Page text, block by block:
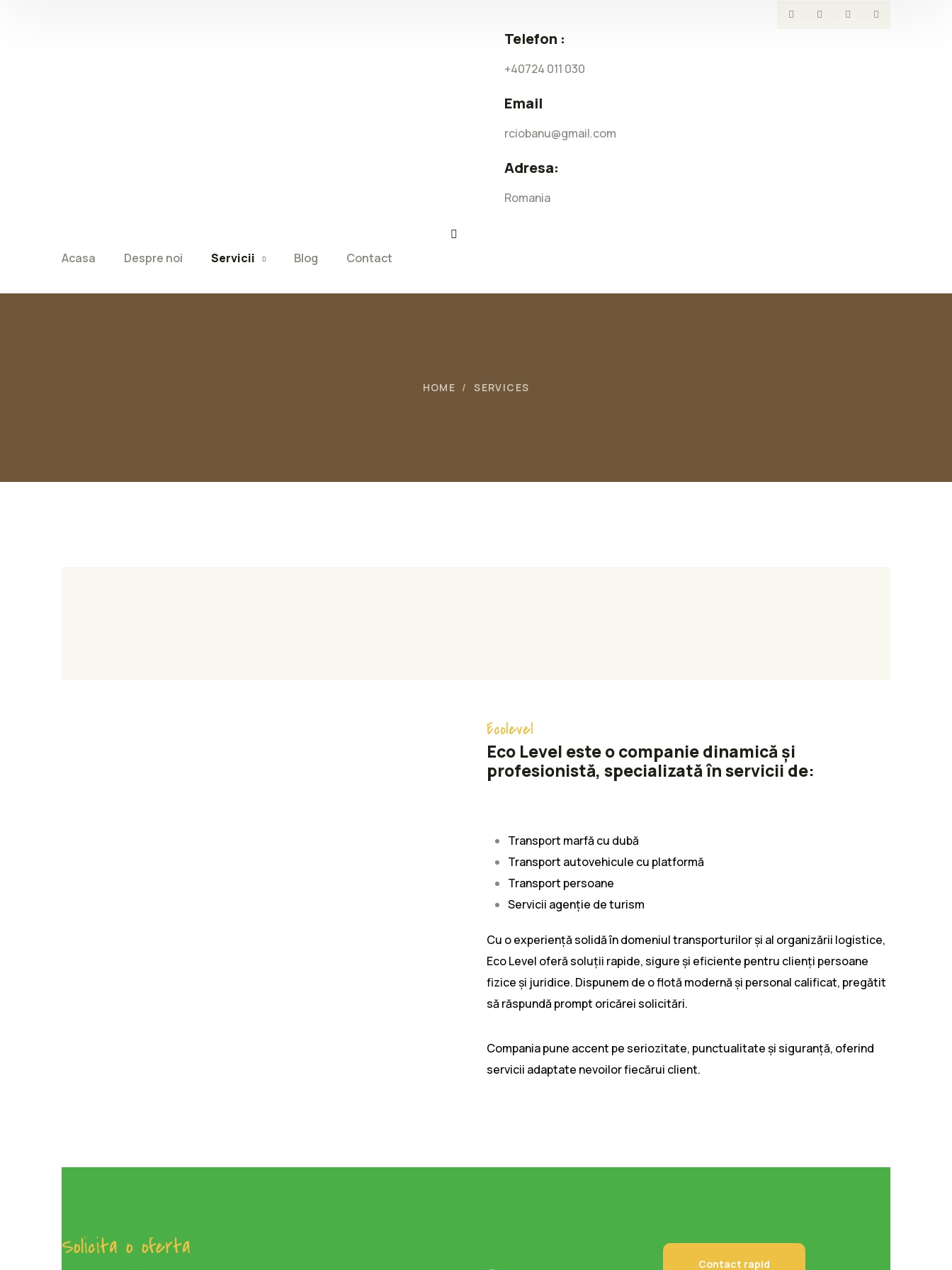
Telefon :
+40724 011 030
Email
rciobanu@gmail.com
Adresa:
Romania
Acasa Despre noi Servicii Blog Contact
HOME SERVICES
Ecolevel
Eco Level este o companie dinamică și
profesionistă, specializată în servicii de:
Transport marfă cu dubă
Transport autovehicule cu platformă
Transport persoane
Servicii agenție de turism
Cu o experiență solidă în domeniul transporturilor și al organizării logistice,
Eco Level oferă soluții rapide, sigure și eficiente pentru clienți persoane
fizice și juridice. Dispunem de o flotă modernă și personal calificat, pregătit
să răspundă prompt oricărei solicitări.
Compania pune accent pe seriozitate, punctualitate și siguranță, oferind
servicii adaptate nevoilor fiecărui client.
Solicita o oferta
Contact rapid